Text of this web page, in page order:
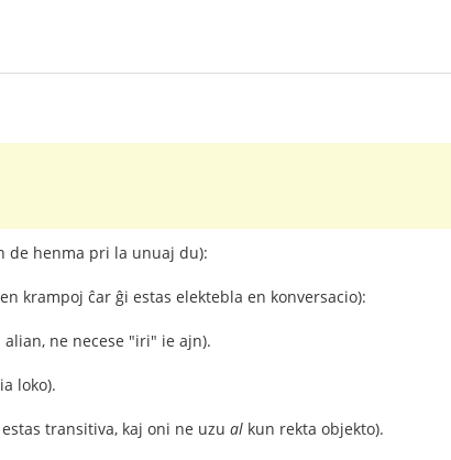
de henma pri la unuaj du):
krampoj ĉar ĝi estas elektebla en konversacio):
alian, ne necese "iri" ie ajn).
loko).
estas transitiva, kaj oni ne uzu al kun rekta objekto).